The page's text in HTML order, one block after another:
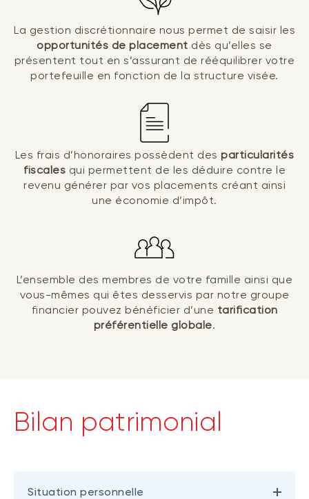
La gestion discrétionnaire nous permet de saisir les
opportunités de placement dès qu’elles se
présentent tout en s’assurant de rééquilibrer votre
portefeuille en fonction de la structure visée.
Les frais d’honoraires possèdent desparticularités
fiscales qui permettent de les déduire contre le
revenu générer par vos placements créant ainsi
une économie d’impôt.
L’ensemble des membres de votre famille ainsi que
vous-mêmes qui êtes desservis par notre groupe
financier pouvez bénéficier d’une tarification
préférentielle globale.
Bilan patrimonial
Situation personnelle